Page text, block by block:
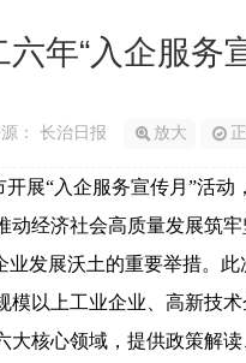
年“入企服务
： 长治日报 放大
“入企服务宣传月”活动
经济社会高质量发展筑牢
展沃土的重要举措。此
以上工业企业、高新技
核心领域，提供政策解